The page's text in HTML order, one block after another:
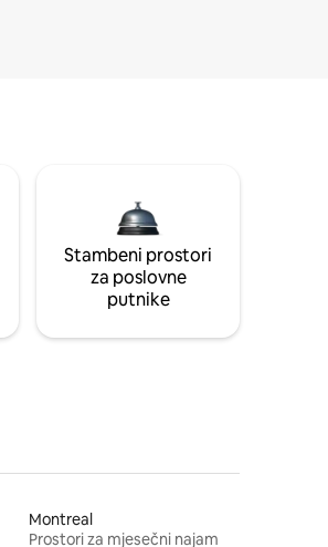
Stambeni prostori
za poslovne
putnike
Montreal
Prostori za mjesečni najam